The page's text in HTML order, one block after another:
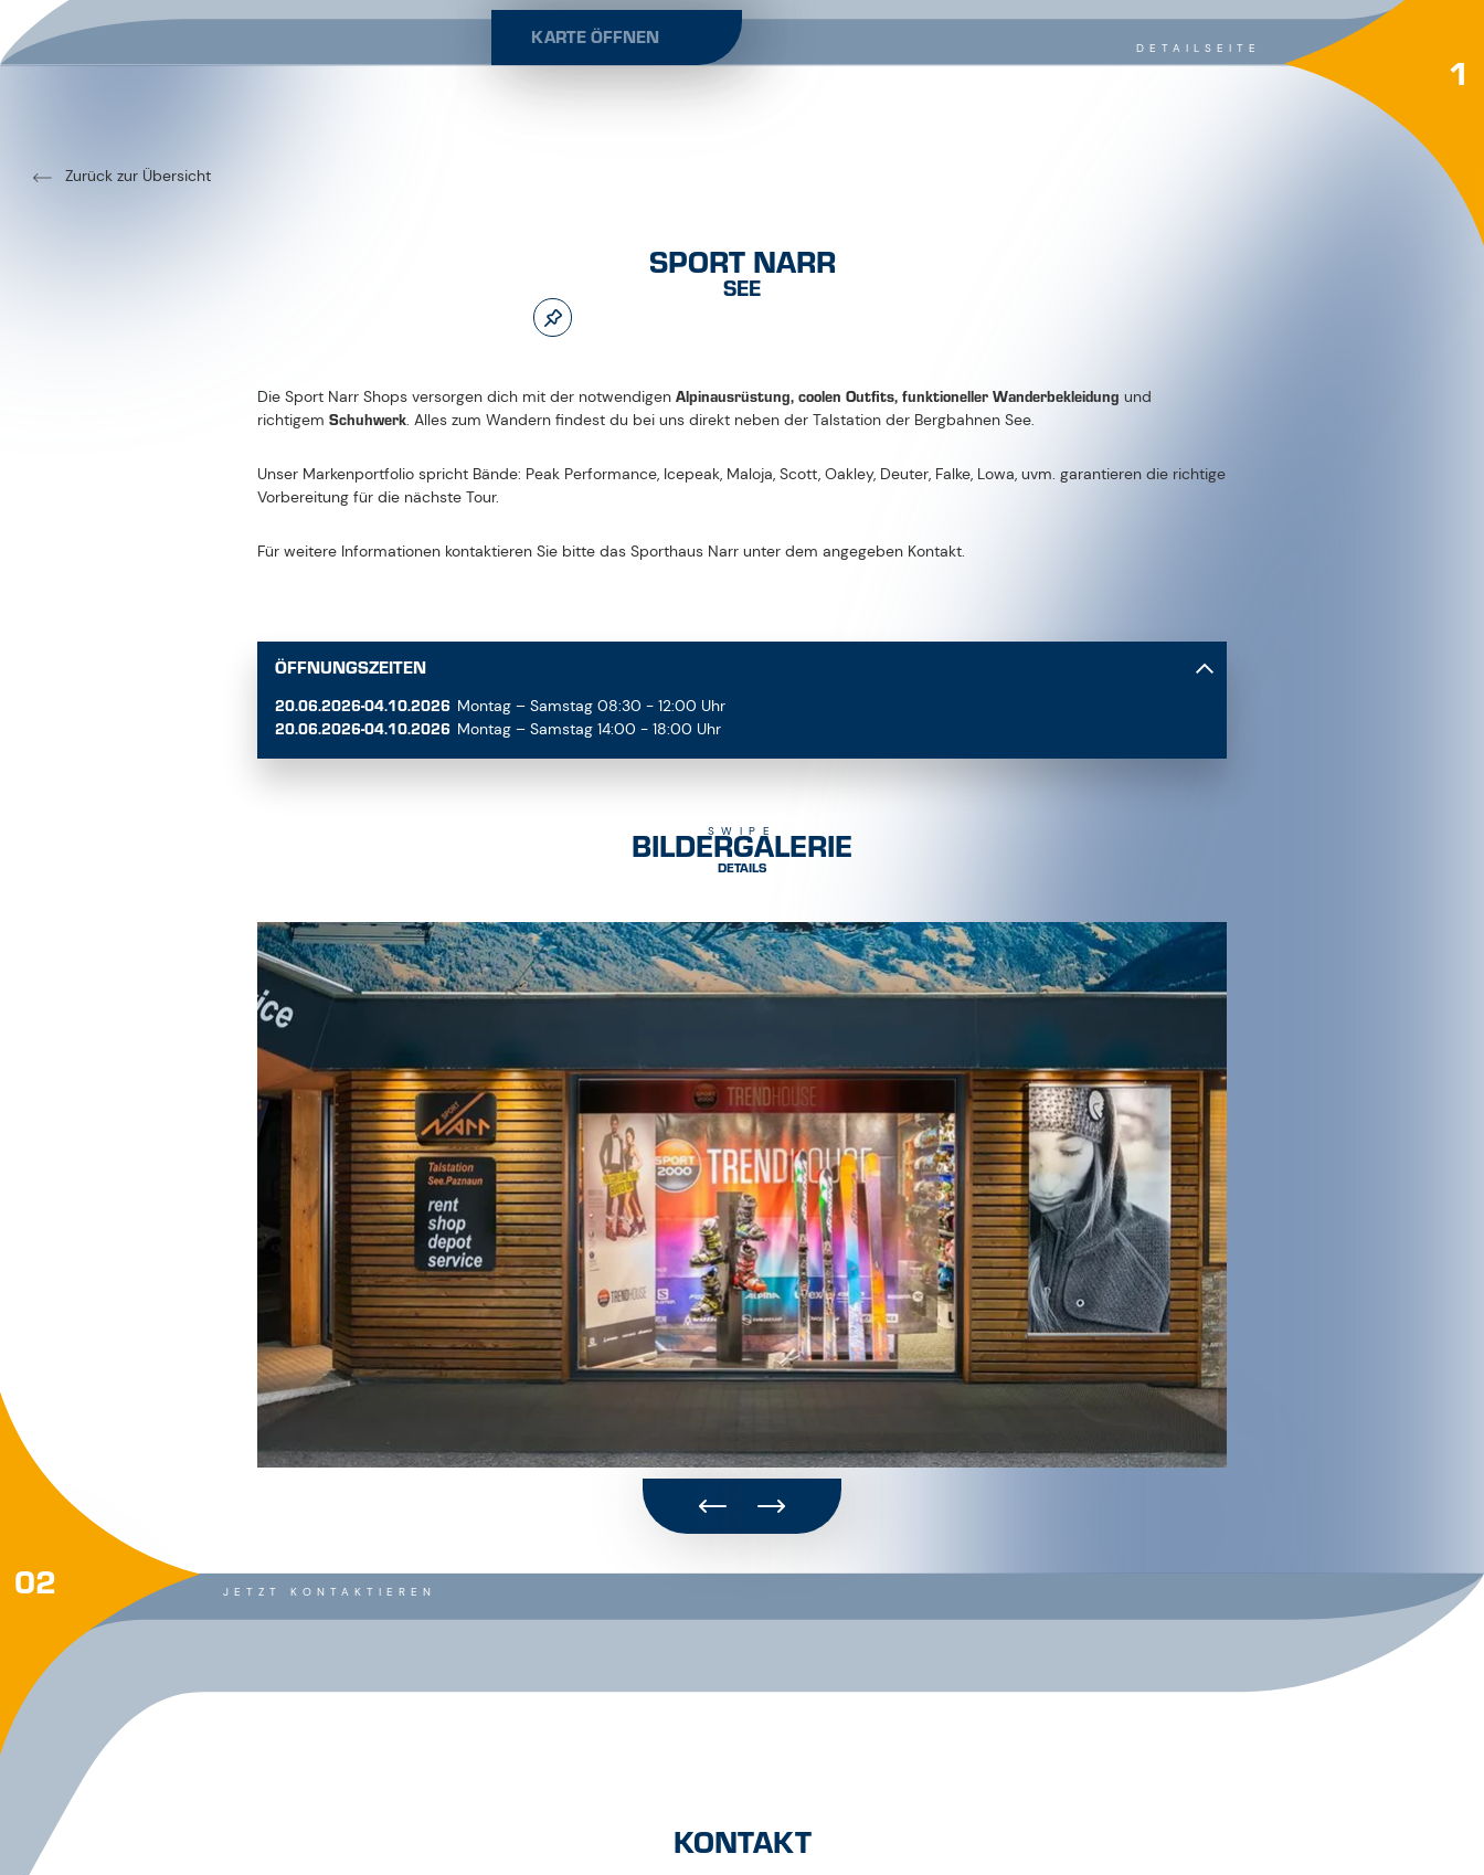
KARTE ÖFFNEN DETAILSEITE 1
Zurück zur Übersicht
SPORT NARR
SEE
Die Sport Narr Shops versorgen dich mit der notwendigen Al­pin­aus­rüs­tung, coolen Outfits, funk­tio­nel­ler Wan­der­be­klei­dung und
richtigem Schuhwerk . Alles zum Wandern findest du bei uns direkt neben der Talstation der Bergbahnen See.
Unser Mar­ken­port­fo­lio spricht Bände: Peak Performance, Icepeak, Maloja, Scott, Oakley, Deuter, Falke, Lowa, uvm. garantieren die richtige
Vor­be­rei­tung für die nächste Tour.
Für weitere Informationen kontaktieren Sie bitte das Sporthaus Narr unter dem angegeben Kontakt.
ÖFFNUNGSZEITEN
20.06.2026-04.10.2026 Montag – Samstag 08:30 - 12:00 Uhr
20.06.2026-04.10.2026 Montag – Samstag 14:00 - 18:00 Uhr
SWIPE
BILDERGALERIE
DETAILS
JETZT KONTAKTIEREN
02
KONTAKT